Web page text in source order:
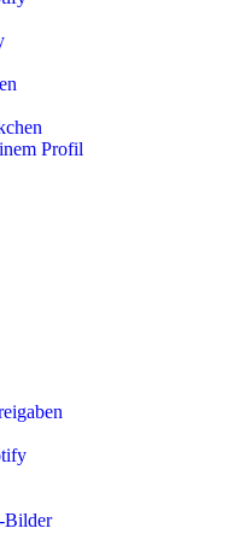
Profil
Bilder